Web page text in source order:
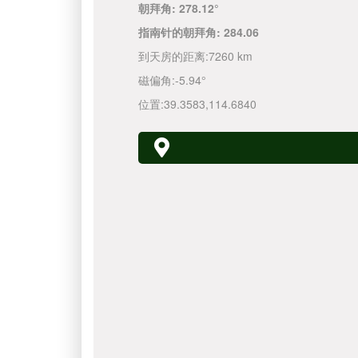
朝拜角: 278.12°
指南针的朝拜角: 284.06
到天房的距离:7260 km
磁偏角:-5.94°
位置:39.3583,114.6840